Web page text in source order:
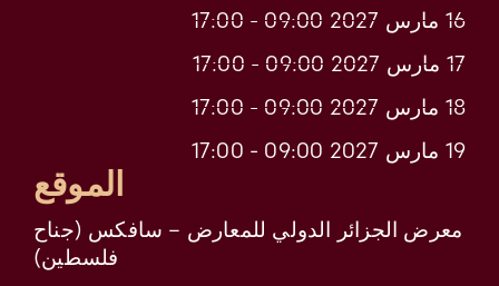
16 مارس 2027 09:00 - 17:00
17 مارس 2027 09:00 - 17:00
18 مارس 2027 09:00 - 17:00
19 مارس 2027 09:00 - 17:00
الموقع
معرض الجزائر الدولي للمعارض – سافكس (جناح
فلسطين)